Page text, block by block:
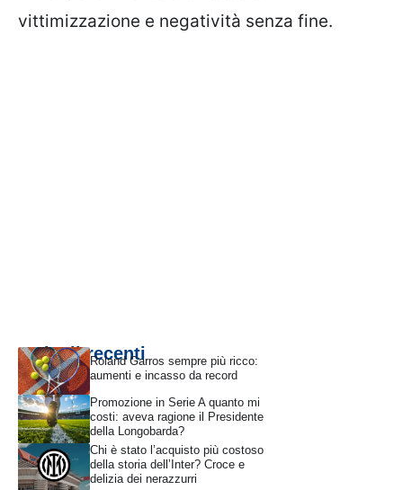
vittimizzazione e negatività senza fine.
Articoli recentiRoland Garros sempre più ricco:
aumenti e incasso da record
Promozione in Serie A quanto mi
costi: aveva ragione il Presidente
della Longobarda?
Chi è stato l’acquisto più costoso
della storia dell’Inter? Croce e
delizia dei nerazzurri